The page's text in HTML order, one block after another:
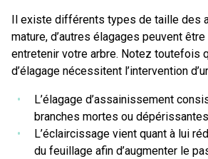
Il existe différents types de taille des
mature, d’autres élagages peuvent
entretenir votre arbre. Notez toutefois
d’élagage nécessitent l’intervention
L’élagage d’assainissement
branches mortes ou dépérissantes
L’éclaircissage vient quant à lui
du feuillage afin d’augmenter le